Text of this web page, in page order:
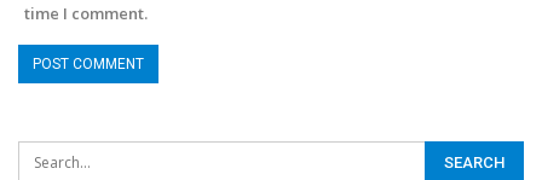
time I comment.